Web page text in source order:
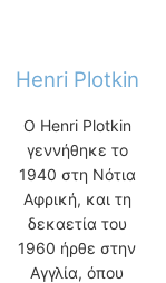
Henri Plotkin
O Henri Plotkin
γεννήθηκε το
1940 στη Νότια
Αφρική, και τη
δεκαετία του
1960 ήρθε στην
Αγγλία, όπου